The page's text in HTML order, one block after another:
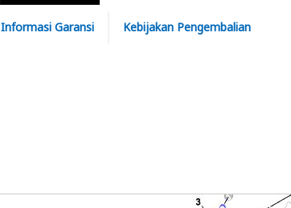
Informasi Garansi Kebijakan Pengembalian